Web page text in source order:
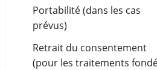
Portabilité (dans les cas
prévus)
Retrait du consentement
(pour les traitements